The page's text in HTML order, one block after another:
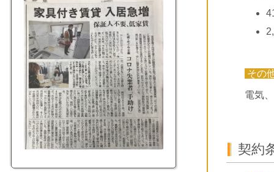
その
電気
契約